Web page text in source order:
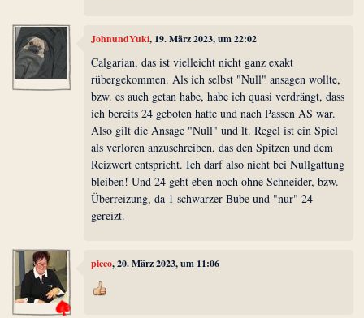
JohnundYuki, 19. März 2023, um 22:02
Calgarian, das ist vielleicht nicht ganz exakt
rübergekommen. Als ich selbst "Null" ansagen wollte,
bzw. es auch getan habe, habe ich quasi verdrängt, dass
ich bereits 24 geboten hatte und nach Passen AS war.
Also gilt die Ansage "Null" und lt. Regel ist ein Spiel
als verloren anzuschreiben, das den Spitzen und dem
Reizwert entspricht. Ich darf also nicht bei Nullgattung
bleiben! Und 24 geht eben noch ohne Schneider, bzw.
Überreizung, da 1 schwarzer Bube und "nur" 24
gereizt.
picco, 20. März 2023, um 11:06